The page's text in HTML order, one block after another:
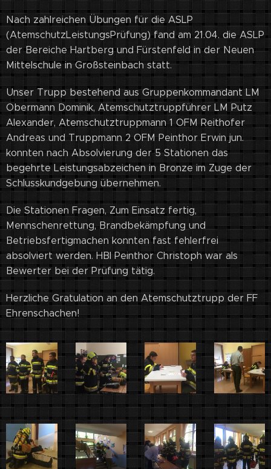
Nach zahlreichen Übungen für die ASLP
(AtemschutzLeistungsPrüfung) fand am 21.04. die ASLP
der Bereiche Hartberg und Fürstenfeld in der Neuen
Mittelschule in Großsteinbach statt.
Unser Trupp bestehend aus Gruppenkommandant LM
Obermann Dominik, Atemschutztruppführer LM Putz
Alexander, Atemschutztruppmann 1 OFM Reithofer
Andreas und Truppmann 2 OFM Peinthor Erwin jun.
konnten nach Absolvierung der 5 Stationen das
begehrte Leistungsabzeichen in Bronze im Zuge der
Schlusskundgebung übernehmen.
Die Stationen Fragen, Zum Einsatz fertig,
Mennschenrettung, Brandbekämpfung und
Betriebsfertigmachen konnten fast fehlerfrei
absolviert werden. HBI Peinthor Christoph war als
Bewerter bei der Prüfung tätig.
Herzliche Gratulation an den Atemschutztrupp der FF
Ehrenschachen!